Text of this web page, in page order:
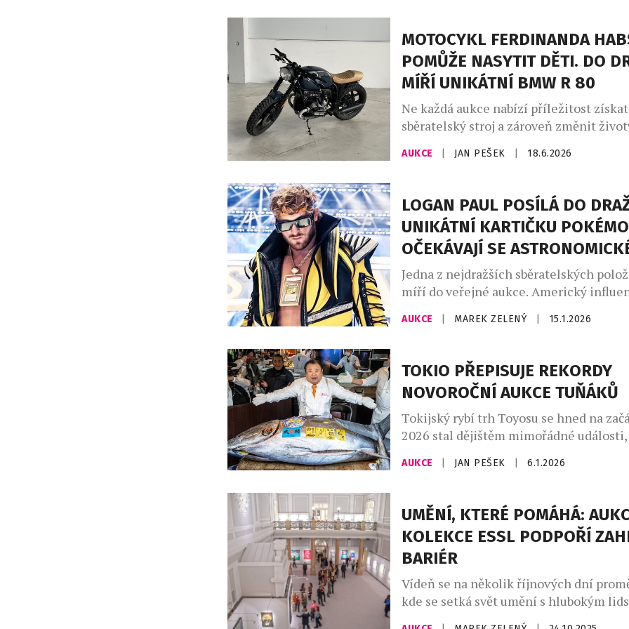
MOTOCYKL FERDINANDA
POMŮŽE NASYTIT DĚTI. DO
MÍŘÍ UNIKÁTNÍ BMW R 80
Ne každá aukce nabízí příležitost získat
sběratelský stroj a zároveň změnit
motocyklu rakouského závodníka
hodin Le Mans z roku 2021. Výtěžek z
organizaci Mary’s Meals, která zajišťuje
stravování dětem v nejchudších
Draženým strojem […]
AUKCE JAN PEŠEK 18.6.2026
LOGAN PAUL POSÍLÁ DO
UNIKÁTNÍ KARTIČKU
OČEKÁVAJÍ SE
Jedna z nejdražších sběratelských
míří do veřejné aukce. Americký
aktuálně draží extrémně vzácnou
světa sběratelství. Aukce, která probíhá
platformě Goldin Auctions, přitahuje
investorů, fanoušků popkultury i
celém světě. Když si v roce […]
AUKCE MAREK ZELENÝ 15.1.2026
TOKIO PŘEPISUJE REKORDY
NOVOROČNÍ AUKCE TUŇÁKŮ
Tokijský rybí trh Toyosu se hned na
2026 stal dějištěm mimořádné
hmotnosti 243 kilogramů byl vydražen za
kurzu odpovídá zhruba 67,5 milionům
vůbec nejvyšší cenu, jaká kdy byla za
tuňáka zaplacena. Rekordní rybu […]
AUKCE JAN PEŠEK 6.1.2026
UMĚNÍ, KTERÉ POMÁHÁ:
KOLEKCE ESSL PODPOŘÍ
BARIÉR
Vídeň se na několik říjnových dní
kde se setká svět umění s hlubokým